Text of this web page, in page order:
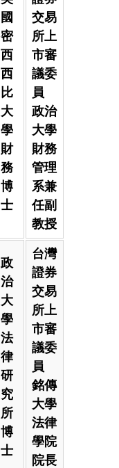
國
密
西
西
比
大
學
財
務
博
士
交易
所上
市審
議委
員
政治
大學
財務
管理
系兼
任副
教授
政
治
大
學
法
律
研
究
所
博
士
台灣
證券
交易
所上
市審
議委
員
銘傳
大學
法律
學院
院長